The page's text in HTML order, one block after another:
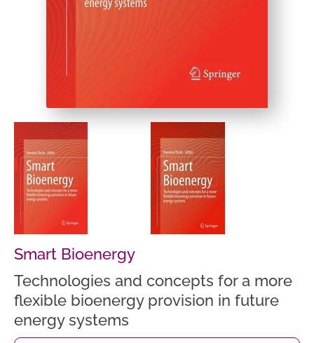
Smart Bioenergy
Technologies and concepts for a more
flexible bioenergy provision in future
energy systems